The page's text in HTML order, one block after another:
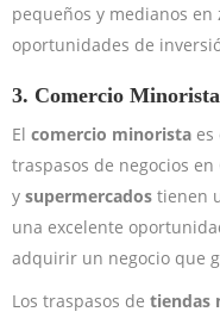
pequeños y medianos
oportunidades de
3. Comercio Minorista
El comercio minorista
traspasos de negocios en
y supermercados tienen
una excelente
adquirir un negocio que
Los traspasos de tiendas